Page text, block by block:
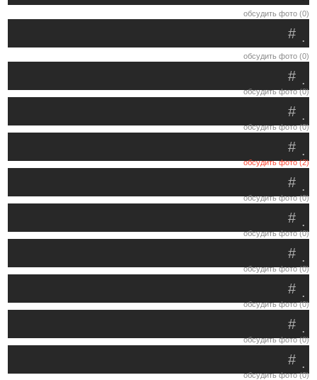
обсудить фото (0)
.
#
обсудить фото (0)
.
#
обсудить фото (0)
.
#
обсудить фото (0)
.
#
обсудить фото (2)
.
#
обсудить фото (0)
.
#
обсудить фото (0)
.
#
обсудить фото (0)
.
#
обсудить фото (0)
.
#
обсудить фото (0)
.
#
обсудить фото (0)